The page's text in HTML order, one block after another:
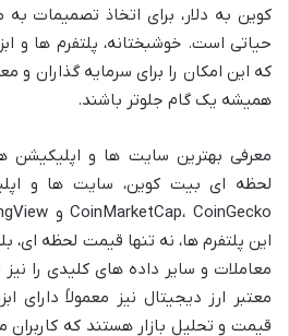
کوین به دلار، برای اتخاذ تصمیمات
حیاتی است. خوشبختانه، پلتفرم ها و
که این امکان را برای سرمایه گذاران و
همیشه یک گام جلوتر باشند.
معرفی بهترین سایت ها و اپلیکیشن
لحظه ای بیت کوین، سایت ها و
این پلتفرم ها، نه تنها قیمت لحظه ای،
معاملات و سایر داده های کلیدی را
معتبر ارز دیجیتال نیز معمولاً دارای
قیمت و تحلیل بازار هستند که کاربران